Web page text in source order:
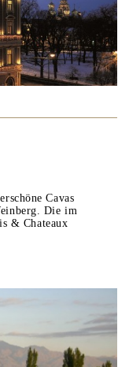
Cavas
Die im
& Chateaux